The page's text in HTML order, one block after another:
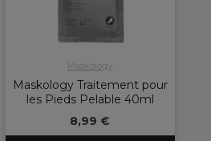
Maskology
Maskology Traitement pour
les Pieds Pelable 40ml
8,99 €